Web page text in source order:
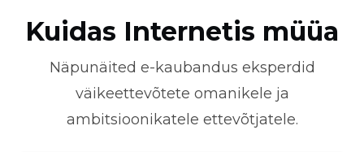
Kuidas Internetis müüa
Näpunäited e-kaubandus eksperdid
väikeettevõtete omanikele ja
ambitsioonikatele ettevõtjatele.